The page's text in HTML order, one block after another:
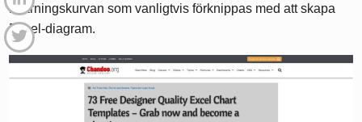
inlärningskurvan som vanligtvis förknippas med att skapa
Excel-diagram.